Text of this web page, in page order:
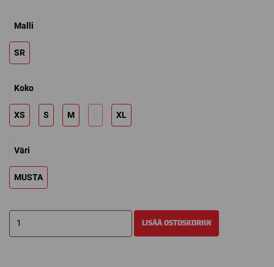
Malli
SR
Koko
XS S M XL
Väri
MUSTA
BAUER
ALUSSHORTSIT
LISÄÄ OSTOSKORIIN